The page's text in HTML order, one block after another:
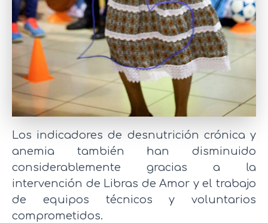
Los indicadores de desnutrición crónica y
anemia también han disminuido
considerablemente gracias a la
intervención de Libras de Amor y el trabajo
de equipos técnicos y voluntarios
comprometidos.